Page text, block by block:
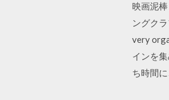
映画泥
ングク
very
インを
ち時間